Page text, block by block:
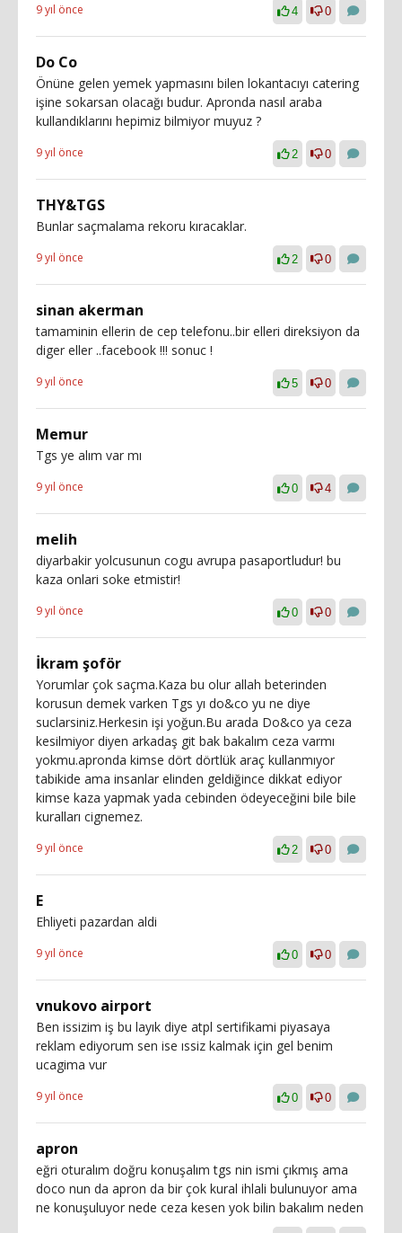
9 yıl önce 4 0
Do Co
Önüne gelen yemek yapmasını bilen lokantacıyı catering
işine sokarsan olacağı budur. Apronda nasıl araba
kullandıklarını hepimiz bilmiyor muyuz ?
9 yıl önce 2 0
THY&TGS
Bunlar saçmalama rekoru kıracaklar.
9 yıl önce 2 0
sinan akerman
tamaminin ellerin de cep telefonu..bir elleri direksiyon da
diger eller ..facebook !!! sonuc !
9 yıl önce 5 0
Memur
Tgs ye alım var mı
9 yıl önce 0 4
melih
diyarbakir yolcusunun cogu avrupa pasaportludur! bu
kaza onlari soke etmistir!
9 yıl önce 0 0
İkram şoför
Yorumlar çok saçma.Kaza bu olur allah beterinden
korusun demek varken Tgs yı do&co yu ne diye
suclarsiniz.Herkesin işi yoğun.Bu arada Do&co ya ceza
kesilmiyor diyen arkadaş git bak bakalım ceza varmı
yokmu.apronda kimse dört dörtlük araç kullanmıyor
tabikide ama insanlar elinden geldiğince dikkat ediyor
kimse kaza yapmak yada cebinden ödeyeceğini bile bile
kuralları cignemez.
9 yıl önce 2 0
E
Ehliyeti pazardan aldi
9 yıl önce 0 0
vnukovo airport
Ben issizim iş bu layık diye atpl sertifikami piyasaya
reklam ediyorum sen ise ıssiz kalmak için gel benim
ucagima vur
9 yıl önce 0 0
apron
eğri oturalım doğru konuşalım tgs nin ismi çıkmış ama
doco nun da apron da bir çok kural ihlali bulunuyor ama
ne konuşuluyor nede ceza kesen yok bilin bakalım neden